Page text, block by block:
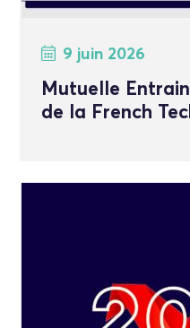
9 juin 2026
Mutuelle
de la French